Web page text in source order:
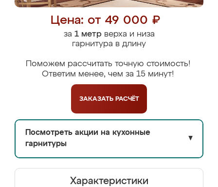
Цена: от 49 000 ₽
за 1 метрверха и низа
гарнитура в длину
Поможем рассчитать точную стоимость!
Ответим менее, чем за 15 минут!
ЗАКАЗАТЬ РАСЧЁТ
Посмотреть акции на кухонные
гарнитуры
▼
Характеристики